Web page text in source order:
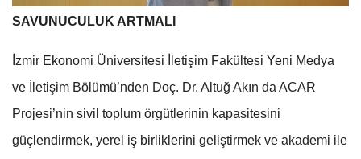
SAVUNUCULUK ARTMALI
İzmir Ekonomi Üniversitesi İletişim Fakültesi Yeni Medya
ve İletişim Bölümü’nden Doç. Dr. Altuğ Akın da ACAR
Projesi’nin sivil toplum örgütlerinin kapasitesini
güçlendirmek, yerel iş birliklerini geliştirmek ve akademi ile